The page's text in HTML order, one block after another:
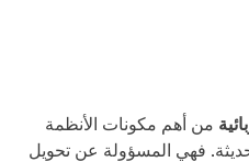
من أهم مكونات الأنظمة
فهي المسؤولة عن تحويل